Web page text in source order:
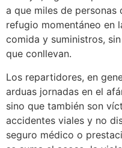
a que miles de personas
refugio momentáneo en
comida y suministros,
que conllevan.
Los repartidores, en
arduas jornadas en el
sino que también son
accidentes viales y no
seguro médico o